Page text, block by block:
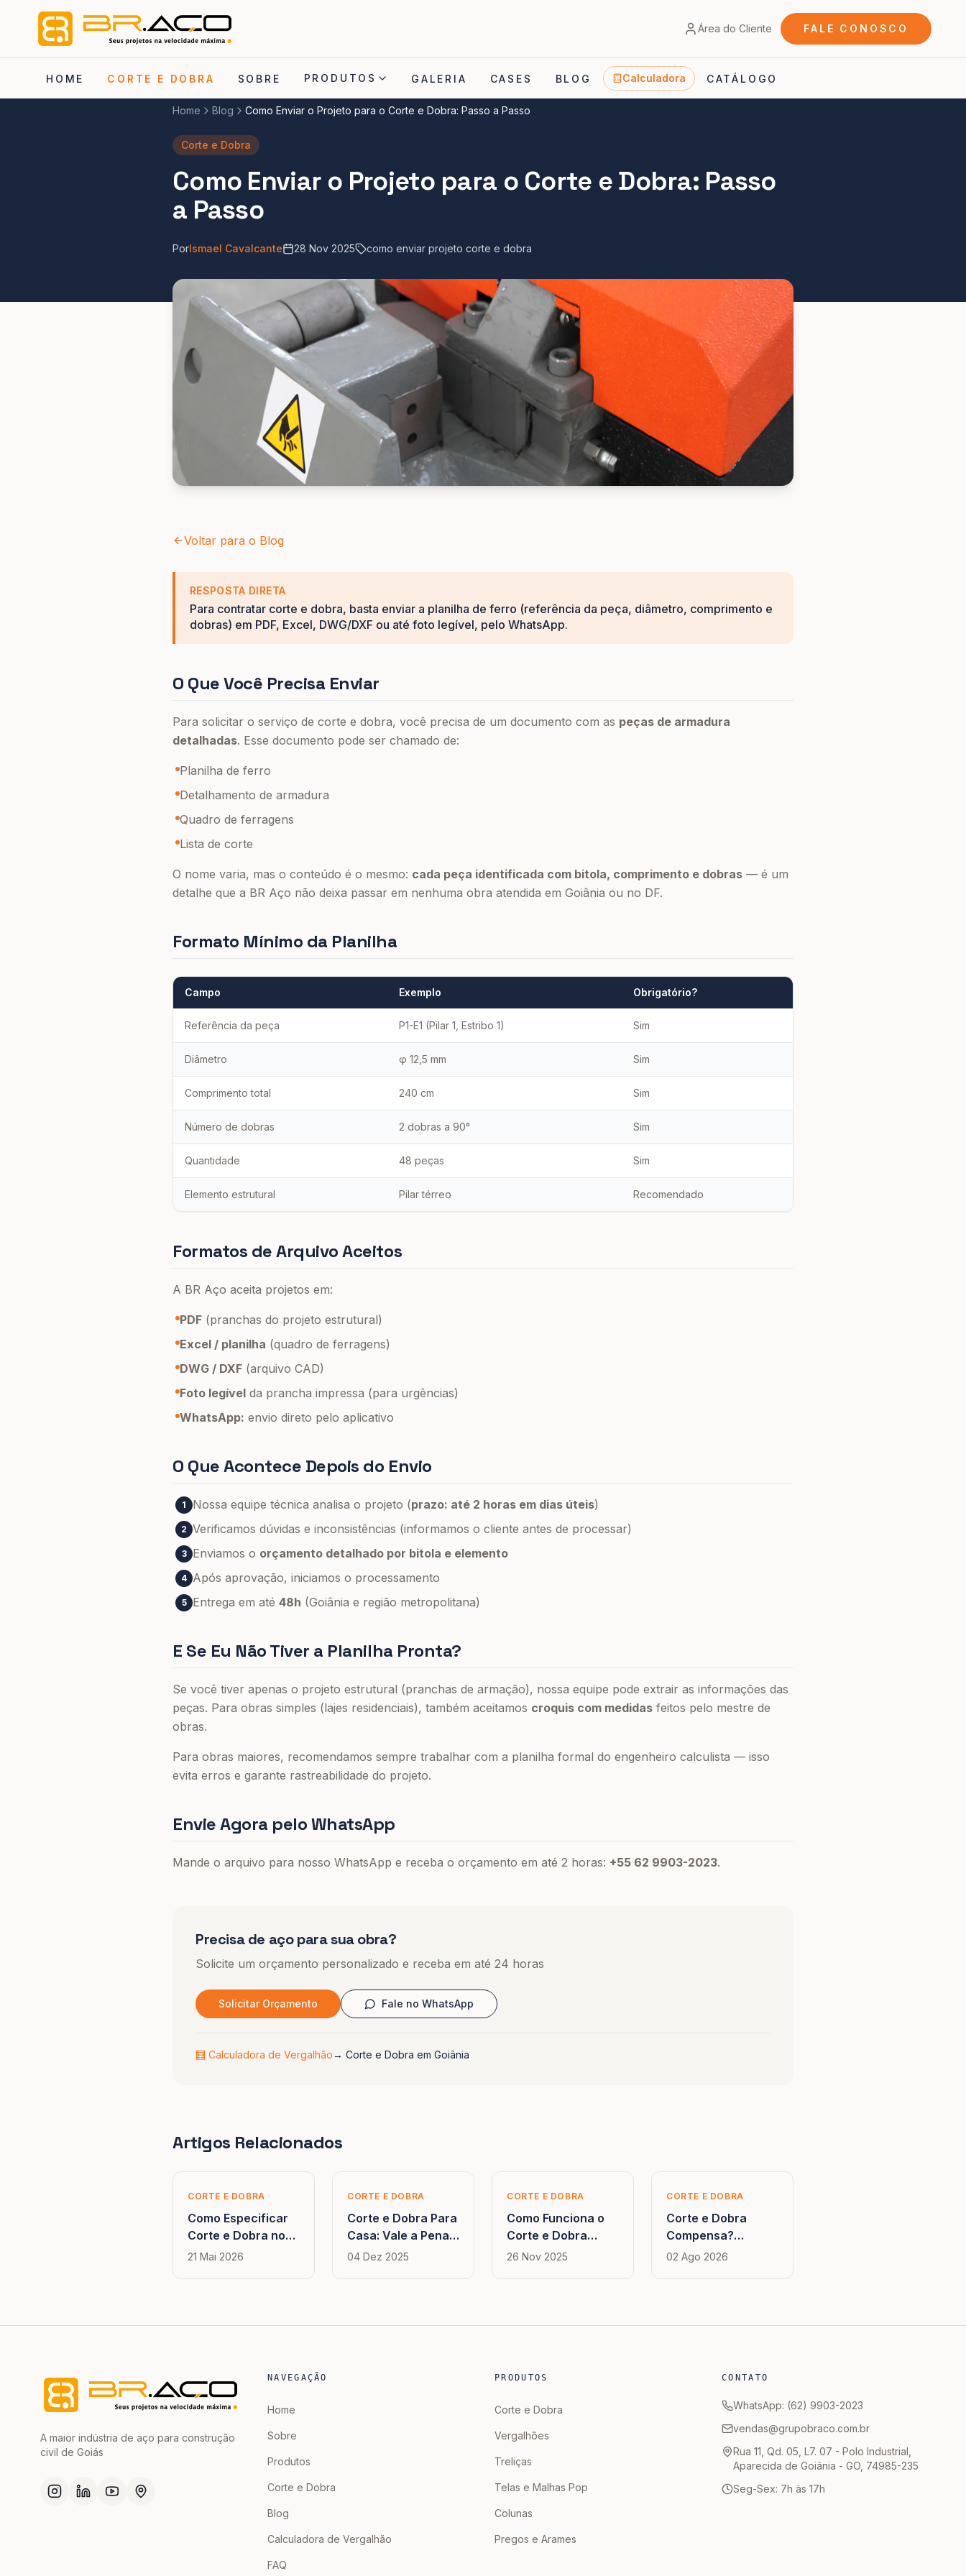
Área do Cliente FALE CONOSCO
HOME CORTE E DOBRA SOBRE PRODUTOS GALERIA CASES BLOG Calculadora CATÁLOGO
Home Blog Como Enviar o Projeto para o Corte e Dobra: Passo a Passo
Corte e Dobra
Como Enviar o Projeto para o Corte e Dobra: Passo
a Passo
PorIsmael Cavalcante 28 Nov 2025 como enviar projeto corte e dobra
Voltar para o Blog
RESPOSTA DIRETA
Para contratar corte e dobra, basta enviar a planilha de ferro (referência da peça, diâmetro, comprimento e
dobras) em PDF, Excel, DWG/DXF ou até foto legível, pelo WhatsApp.
O Que Você Precisa Enviar
Para solicitar o serviço de corte e dobra, você precisa de um documento com as peças de armadura
detalhadas. Esse documento pode ser chamado de:
Planilha de ferro
Detalhamento de armadura
Quadro de ferragens
Lista de corte
O nome varia, mas o conteúdo é o mesmo: cada peça identificada com bitola, comprimento e dobras — é um
detalhe que a BR Aço não deixa passar em nenhuma obra atendida em Goiânia ou no DF.
Formato Mínimo da Planilha
Campo Exemplo Obrigatório?
Referência da peça P1-E1 (Pilar 1, Estribo 1) Sim
Diâmetro φ 12,5 mm Sim
Comprimento total 240 cm Sim
Número de dobras 2 dobras a 90° Sim
Quantidade 48 peças Sim
Elemento estrutural Pilar térreo Recomendado
Formatos de Arquivo Aceitos
A BR Aço aceita projetos em:
PDF (pranchas do projeto estrutural)
Excel / planilha (quadro de ferragens)
DWG / DXF (arquivo CAD)
Foto legível da prancha impressa (para urgências)
WhatsApp: envio direto pelo aplicativo
O Que Acontece Depois do Envio
1 Nossa equipe técnica analisa o projeto (prazo: até 2 horas em dias úteis)
2 Verificamos dúvidas e inconsistências (informamos o cliente antes de processar)
3 Enviamos o orçamento detalhado por bitola e elemento
4 Após aprovação, iniciamos o processamento
5 Entrega em até 48h (Goiânia e região metropolitana)
E Se Eu Não Tiver a Planilha Pronta?
Se você tiver apenas o projeto estrutural (pranchas de armação), nossa equipe pode extrair as informações das
peças. Para obras simples (lajes residenciais), também aceitamos croquis com medidas feitos pelo mestre de
obras.
Para obras maiores, recomendamos sempre trabalhar com a planilha formal do engenheiro calculista — isso
evita erros e garante rastreabilidade do projeto.
Envie Agora pelo WhatsApp
Mande o arquivo para nosso WhatsApp e receba o orçamento em até 2 horas: +55 62 9903-2023.
Precisa de aço para sua obra?
Solicite um orçamento personalizado e receba em até 24 horas
Solicitar Orçamento Fale no WhatsApp
🧮 Calculadora de Vergalhão→ Corte e Dobra em Goiânia
Artigos Relacionados
CORTE E DOBRA
Como Especificar
Corte e Dobra no
Projeto Estrutural e
21 Mai 2026
CORTE E DOBRA
Corte e Dobra Para
Casa: Vale a Pena
em Obras
04 Dez 2025
CORTE E DOBRA
Como Funciona o
Corte e Dobra
Industrial de
26 Nov 2025
CORTE E DOBRA
Corte e Dobra
Compensa?
Comparativo Direto
02 Ago 2026
A maior indústria de aço para construção
civil de Goiás
NAVEGAÇÃO
Home
Sobre
Produtos
Corte e Dobra
Blog
Calculadora de Vergalhão
FAQ
PRODUTOS
Corte e Dobra
Vergalhões
Treliças
Telas e Malhas Pop
Colunas
Pregos e Arames
CONTATO
WhatsApp: (62) 9903-2023
vendas@grupobraco.com.br
Rua 11, Qd. 05, L7. 07 - Polo Industrial,
Aparecida de Goiânia - GO, 74985-235
Seg-Sex: 7h às 17h